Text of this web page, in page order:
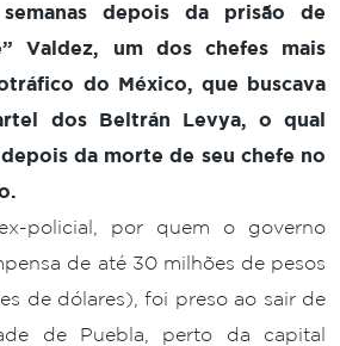
depois da prisão de
Valdez, um dos chefes mais
do México, que buscava
dos Beltrán Levya, o qual
da morte de seu chefe no
policial, por quem o governo
de até 30 milhões de pesos
de dólares), foi preso ao sair de
de Puebla, perto da capital